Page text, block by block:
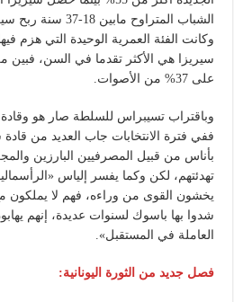
وكانت الفئة العمرية الوحيدة التي هزم
على 37% من الأصوات.
وباقتراب تسيبراس للسلطة صار هو وقادة
ففي فترة الانتخابات جاب العديد من قادة
بأناس من قبيل المصرفيين البارزين
تهدئتهم، لكن وكما يفسر إلياس
يخشون القوى من وراءه، فهم لا يملكون
شدوا بها باسوك لسنوات عديدة، إنهم
العاملة في المستقبل».
فصل جديد من الثورة اليونانية: